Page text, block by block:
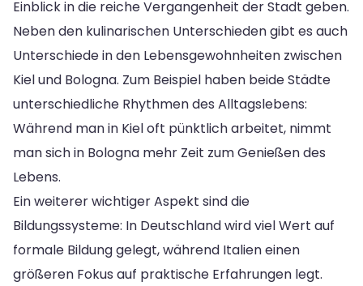
Einblick in die reiche Vergangenheit der Stadt geben.
Neben den kulinarischen Unterschieden gibt es auch
Unterschiede in den Lebensgewohnheiten zwischen
Kiel und Bologna. Zum Beispiel haben beide Städte
unterschiedliche Rhythmen des Alltagslebens:
Während man in Kiel oft pünktlich arbeitet, nimmt
man sich in Bologna mehr Zeit zum Genießen des
Lebens.
Ein weiterer wichtiger Aspekt sind die
Bildungssysteme: In Deutschland wird viel Wert auf
formale Bildung gelegt, während Italien einen
größeren Fokus auf praktische Erfahrungen legt.